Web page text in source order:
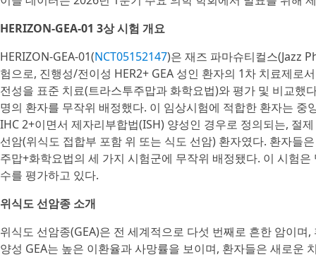
HERIZON-GEA-01 3상 시험 개요
HERIZON-GEA-01(NCT05152147)은 재즈 파마슈티컬스(Jazz
험으로, 진행성/전이성 HER2+ GEA 성인 환자의 1차 치료제로
전성을 표준 치료(트라스투주맙과 화학요법)와 평가 및 비교
명의 환자를 무작위 배정했다. 이 임상시험에 적합한 환자는
IHC 2+이면서 제자리부합법(ISH) 양성인 경우로 정의되는, 절
선암(위식도 접합부 포함 위 또는 식도 선암) 환자였다. 환자
주맙+화학요법의 세 가지 시험군에 무작위 배정됐다. 이 시험
수를 평가하고 있다.
위식도 선암종 소개
위식도 선암종(GEA)은 전 세계적으로 다섯 번째로 흔한 암이
양성 GEA는 높은 이환율과 사망률을 보이며, 환자들은 새로운